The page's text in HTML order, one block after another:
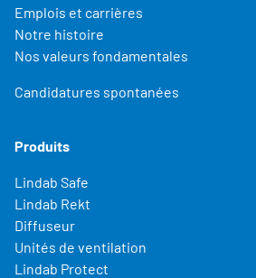
Emplois et carrières
Notre histoire
Nos valeurs fondamentales
Candidatures spontanées
Produits
Lindab Safe
Lindab Rekt
Diffuseur
Unités de ventilation
Lindab Protect